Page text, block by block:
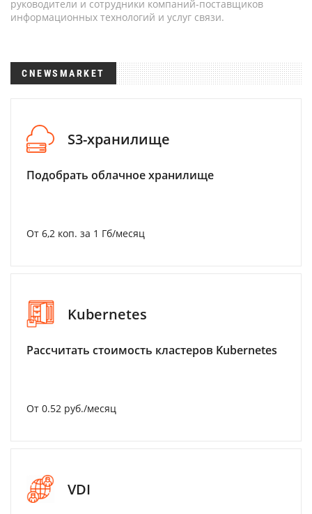
руководители и сотрудники компаний-поставщиков
информационных технологий и услуг связи.
CNEWSMARKET
S3-хранилище
Подобрать облачное хранилище
От 6,2 коп. за 1 Гб/месяц
Kubernetes
Рассчитать стоимость кластеров Kubernetes
От 0.52 руб./месяц
VDI